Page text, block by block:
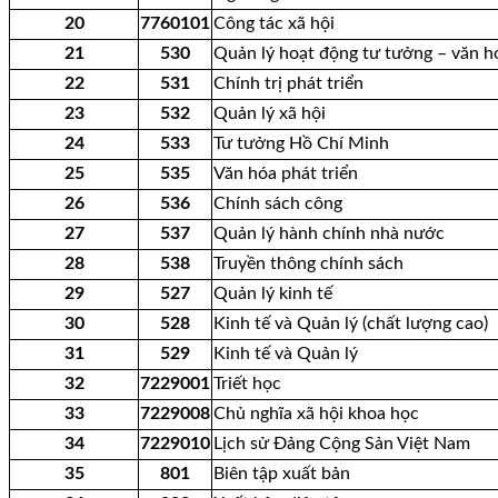
20
7760101Công tác xã hội
21
530
Quản lý hoạt động tư tưởng – văn
22
531
Chính trị phát triển
23
532
Quản lý xã hội
24
533
Tư tưởng Hồ Chí Minh
25
535
Văn hóa phát triển
26
536
Chính sách công
27
537
Quản lý hành chính nhà nước
28
538
Truyền thông chính sách
29
527
Quản lý kinh tế
30
528
Kinh tế và Quản lý (chất lượng cao)
31
529
Kinh tế và Quản lý
32
7229001Triết học
33
7229008Chủ nghĩa xã hội khoa học
34
7229010 Lịch sử Đảng Cộng Sản Việt Nam
35
801
Biên tập xuất bản